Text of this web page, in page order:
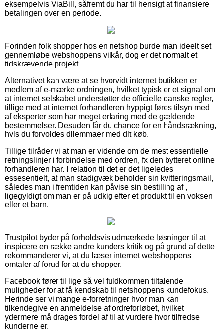
eksempelvis ViaBill, såfremt du har til hensigt at finansiere
betalingen over en periode.
Forinden folk shopper hos en netshop burde man ideelt set
gennemløbe webshoppens vilkår, dog er det normalt et
tidskrævende projekt.
Alternativet kan være at se hvorvidt internet butikken er
medlem af e-mærke ordningen, hvilket typisk er et signal om
at internet selskabet understøtter de officielle danske regler,
tillige med at internet forhandleren hyppigt føres tilsyn med
af eksperter som har meget erfaring med de gældende
bestemmelser. Desuden får du chance for en håndsrækning,
hvis du forvoldes dilemmaer med dit køb.
Tillige tilråder vi at man er vidende om de mest essentielle
retningslinjer i forbindelse med ordren, fx den bytteret online
forhandleren har. I relation til det er det ligeledes
essesentielt, at man stadigvæk beholder sin kvitteringsmail,
således man i fremtiden kan påvise sin bestilling af ,
ligegyldigt om man er på udkig efter et produkt til en voksen
eller et barn.
Trustpilot byder på forholdsvis udmærkede løsninger til at
inspicere en række andre kunders kritik og på grund af dette
rekommanderer vi, at du læser internet webshoppens
omtaler af forud for at du shopper.
Facebook fører til lige så vel fuldkommen tiltalende
muligheder for at få kendskab til netshoppens kundefokus.
Herinde ser vi mange e-forretninger hvor man kan
tilkendegive en anmeldelse af ordreforløbet, hvilket
ydermere må drages fordel af til at vurdere hvor tilfredse
kunderne er.